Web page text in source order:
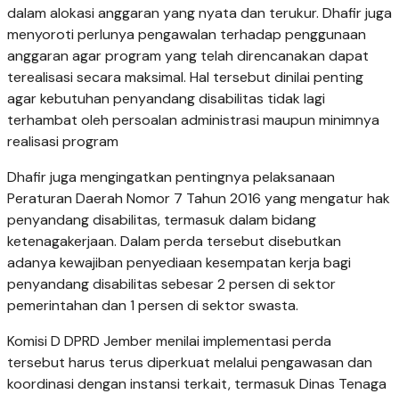
dalam alokasi anggaran yang nyata dan terukur. Dhafir juga
menyoroti perlunya pengawalan terhadap penggunaan
anggaran agar program yang telah direncanakan dapat
terealisasi secara maksimal. Hal tersebut dinilai penting
agar kebutuhan penyandang disabilitas tidak lagi
terhambat oleh persoalan administrasi maupun minimnya
realisasi program
Dhafir juga mengingatkan pentingnya pelaksanaan
Peraturan Daerah Nomor 7 Tahun 2016 yang mengatur hak
penyandang disabilitas, termasuk dalam bidang
ketenagakerjaan. Dalam perda tersebut disebutkan
adanya kewajiban penyediaan kesempatan kerja bagi
penyandang disabilitas sebesar 2 persen di sektor
pemerintahan dan 1 persen di sektor swasta.
Komisi D DPRD Jember menilai implementasi perda
tersebut harus terus diperkuat melalui pengawasan dan
koordinasi dengan instansi terkait, termasuk Dinas Tenaga